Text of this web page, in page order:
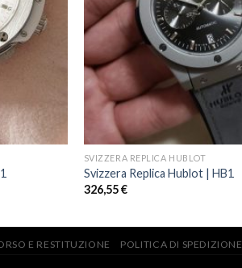
SVIZZERA REPLICA HUBLOT
Svizzera Replica Hublot | HB1
326,55€
E RESTITUZIONE POLITICA DI SPEDIZIONE